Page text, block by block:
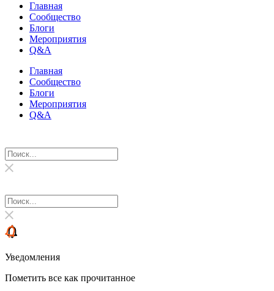
Главная
Сообщество
Блоги
Мероприятия
Q&A
Главная
Сообщество
Блоги
Мероприятия
Q&A
Уведомления
Пометить все как прочитанное